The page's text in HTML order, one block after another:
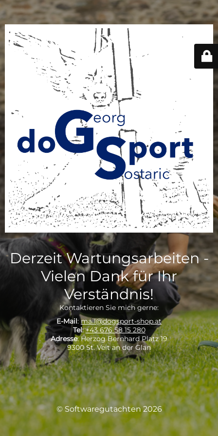
Derzeit Wartungsarbeiten -
Vielen Dank für Ihr
Verständnis!
Kontaktieren Sie mich gerne:
E-Mail:mail@dogsport-shop.at
Tel:+43 676 58 15 280
Adresse: Herzog Bernhard Platz 19
9300 St. Veit an der Glan
© Softwaregutachten 2026